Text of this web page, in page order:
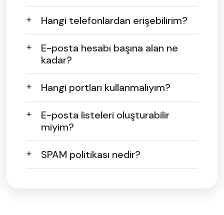
Hangi telefonlardan erişebilirim?
E-posta hesabı başına alan ne
kadar?
Hangi portları kullanmalıyım?
E-posta listeleri oluşturabilir
miyim?
SPAM politikası nedir?